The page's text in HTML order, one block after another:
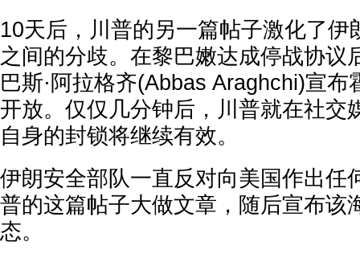
10天后，川普的另一篇帖子激化了伊
之间的分歧。在黎巴嫩达成停战协议
巴斯·阿拉格齐(Abbas Araghchi)宣布
开放。仅仅几分钟后，川普就在社交
自身的封锁将继续有效。
伊朗安全部队一直反对向美国作出任
普的这篇帖子大做文章，随后宣布该
态。